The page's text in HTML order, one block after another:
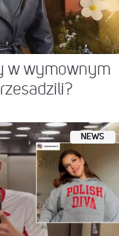
w wymownym
NEWS